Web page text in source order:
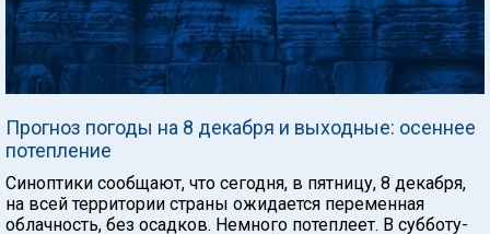
Прогноз погоды на 8 декабря и выходные: осеннее
потепление
Синоптики сообщают, что сегодня, в пятницу, 8 декабря,
на всей территории страны ожидается переменная
облачность, без осадков. Немного потеплеет. В субботу-